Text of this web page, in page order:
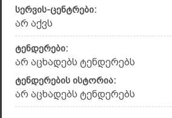
სერვის-ცენტრები:
არ აქვს
ტენდერები:
არ აცხადებს ტენდერებს
ტენდერების ისტორია:
არ აცხადებს ტენდერებს